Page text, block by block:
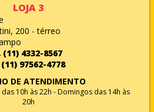
LOJA 3
200 - térreo
(11) 4332-8567
97562-4778
DE ATENDIMENTO
10h às 22h - Domingos das 14h às
20h